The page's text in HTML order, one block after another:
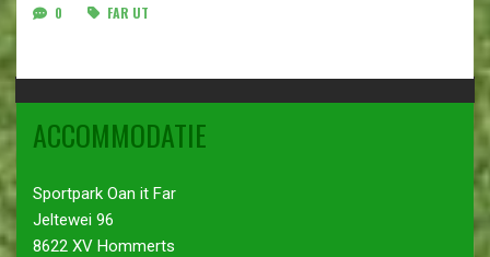
0 FAR UT
ACCOMMODATIE
Sportpark Oan it Far
Jeltewei 96
8622 XV Hommerts